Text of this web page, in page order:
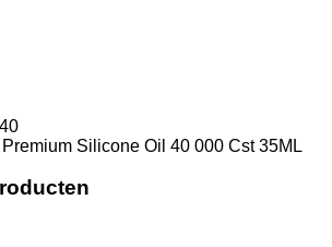
Silicone Oil 40 000 Cst 35ML